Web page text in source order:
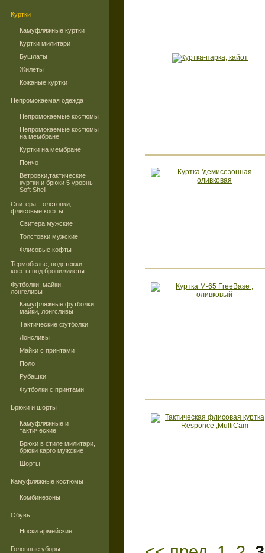
Куртки
Камуфляжные куртки
Куртки милитари
Бушлаты
Жилеты
Кожаные куртки
Непромокаемая одежда
Непромокаемые костюмы
Непромокаемые костюмы
на мембране
Куртки на мембране
Пончо
Ветровки,тактические
куртки и брюки 5 уровнь
Soft Shell
Свитера, толстовки,
флисовые кофты
Свитера мужские
Толстовки мужские
Флисовые кофты
Термобелье, подстежки,
кофты под бронижилеты
Футболки, майки,
лонгсливы
Камуфляжные футболки,
майки, лонгсливы
Тактические футболки
Лонсливы
Майки с принтами
Поло
Рубашки
Футболки с принтами
Брюки и шорты
Камуфляжные и
тактические
Брюки в стиле милитари,
брюки карго мужские
Шорты
Камуфляжные костюмы
Комбинезоны
Обувь
Носки армейские
Головные уборы